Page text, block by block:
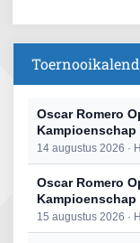
Oscar Romero
Kampioenschap
14 augustus 2026 ·
Oscar Romero
Kampioenschap
15 augustus 2026 ·